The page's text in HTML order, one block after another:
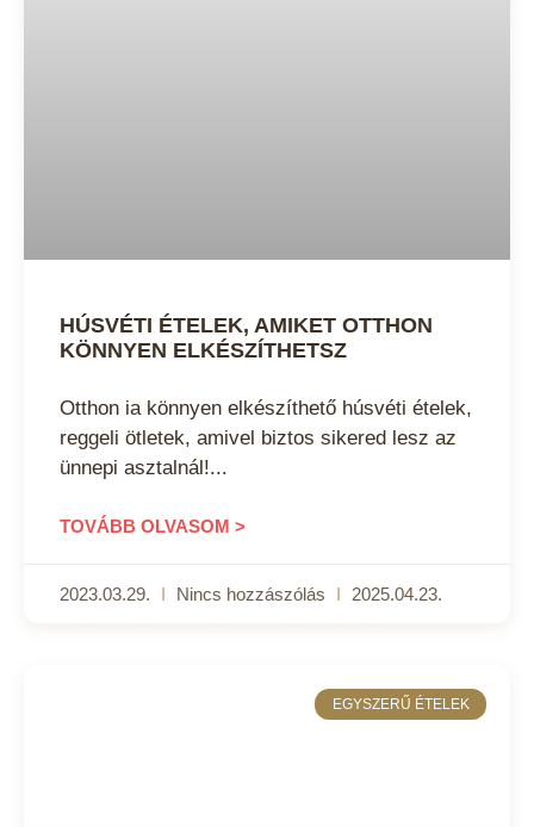
HÚSVÉTI ÉTELEK, AMIKET OTTHON
KÖNNYEN ELKÉSZÍTHETSZ
Otthon ia könnyen elkészíthető húsvéti ételek,
reggeli ötletek, amivel biztos sikered lesz az
ünnepi asztalnál!
TOVÁBB OLVASOM >
2023.03.29. Nincs hozzászólás 2025.04.23.
EGYSZERŰ ÉTELEK